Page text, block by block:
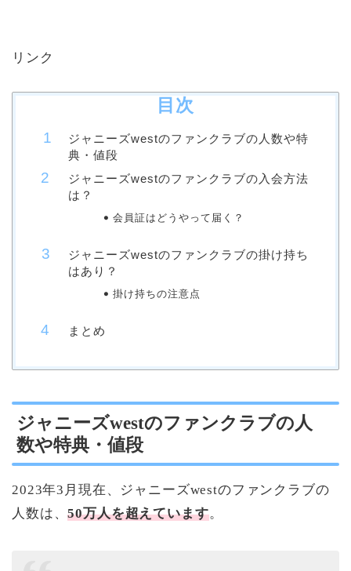
リンク
目次
ジャニーズwestのファンクラブの人数や特
典・値段
ジャニーズwestのファンクラブの入会方法
は？
会員証はどうやって届く？
ジャニーズwestのファンクラブの掛け持ち
はあり？
掛け持ちの注意点
まとめ
ジャニーズwestのファンクラブの人
数や特典・値段
2023年3月現在、ジャニーズwestのファンクラブの
人数は、50万人を超えています。